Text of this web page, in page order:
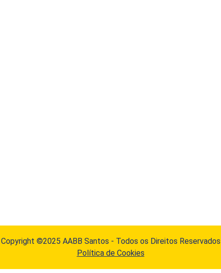
Copyright ©2025 AABB Santos - Todos os Direitos Reservados
Política de Cookies